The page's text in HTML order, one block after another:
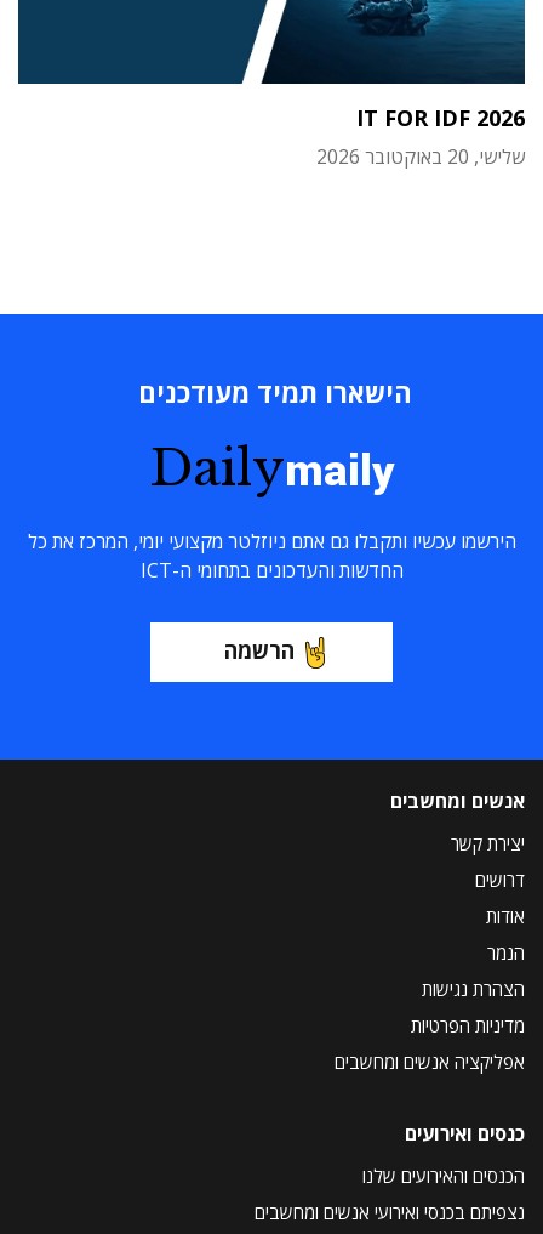
IT FOR IDF 2026
שלישי, 20 באוקטובר 2026
הישארו תמיד מעודכנים
Dailymaily
הירשמו עכשיו ותקבלו גם אתם ניוזלטר מקצועי יומי, המרכז את כל
החדשות והעדכונים בתחומי ה-ICT
הרשמה
אנשים ומחשבים
יצירת קשר
דרושים
אודות
הנמר
הצהרת נגישות
מדיניות הפרטיות
אפליקציה אנשים ומחשבים
כנסים ואירועים
הכנסים והאירועים שלנו
נצפיתם בכנסי ואירועי אנשים ומחשבים